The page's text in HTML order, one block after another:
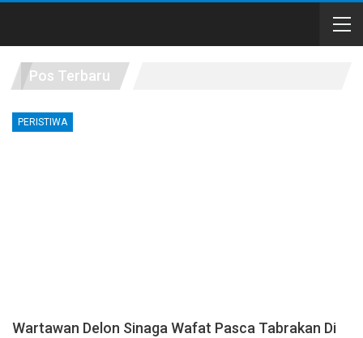
Pos Terbaru
PERISTIWA
Wartawan Delon Sinaga Wafat Pasca Tabrakan Di